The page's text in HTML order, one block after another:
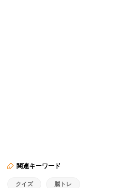
関連キーワード
クイズ 脳トレ